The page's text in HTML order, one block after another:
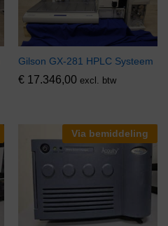
Gilson GX-281 HPLC Systeem
€ 17.346,00 excl. btw
Via bemiddeling